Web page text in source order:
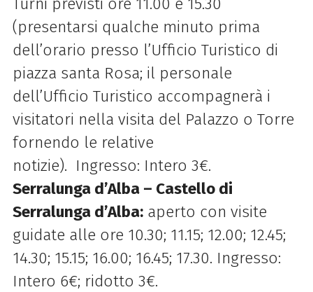
Turni previsti ore 11.00 e 15.30
(presentarsi qualche minuto prima
dell’orario presso l’Ufficio Turistico di
piazza santa Rosa; il personale
dell’Ufficio Turistico accompagnerà i
visitatori nella visita del Palazzo o Torre
fornendo le relative
notizie). Ingresso: Intero 3€.
Serralunga d’Alba – Castello di
Serralunga d’Alba:aperto con visite
guidate alle ore 10.30; 11.15; 12.00; 12.45;
14.30; 15.15; 16.00; 16.45; 17.30. Ingresso:
Intero 6€; ridotto 3€.